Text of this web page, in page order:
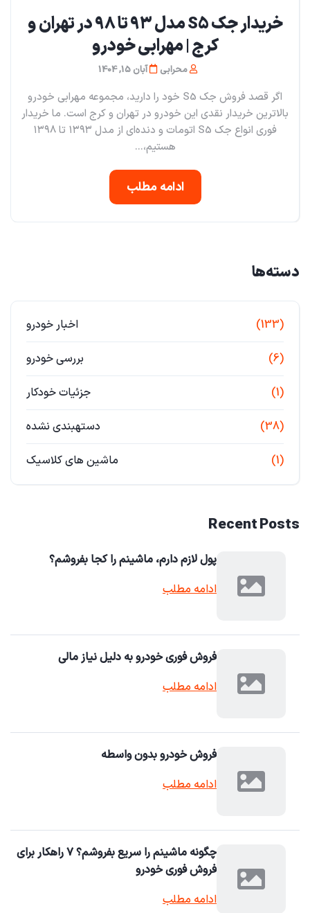
خریدار جک S5 مدل ۹۳ تا ۹۸ در تهران و
کرج | مهرابی خودرو
محرابی آبان 15, 1404
اگر قصد فروش جک S5 خود را دارید، مجموعه مهرابی خودرو
بالاترین خریدار نقدی این خودرو در تهران و کرج است. ما خریدار
فوری انواع جک S5 اتومات و دنده‌ای از مدل ۱۳۹۳ تا ۱۳۹۸
هستیم،...
ادامه مطلب
دسته‌ها
اخبار خودرو (133)
بررسی خودرو (6)
جزئیات خودکار (1)
دستهبندی نشده (38)
ماشین های کلاسیک (1)
Recent Posts
پول لازم دارم، ماشینم را کجا بفروشم؟
ادامه مطلب
فروش فوری خودرو به دلیل نیاز مالی
ادامه مطلب
فروش خودرو بدون واسطه
ادامه مطلب
چگونه ماشینم را سریع بفروشم؟ ۷ راهکار برای
فروش فوری خودرو
ادامه مطلب